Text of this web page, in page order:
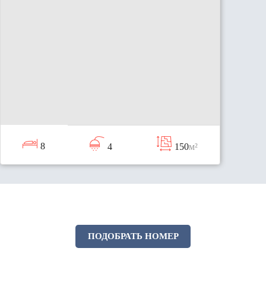
8 4 150м²
ПОДОБРАТЬ НОМЕР